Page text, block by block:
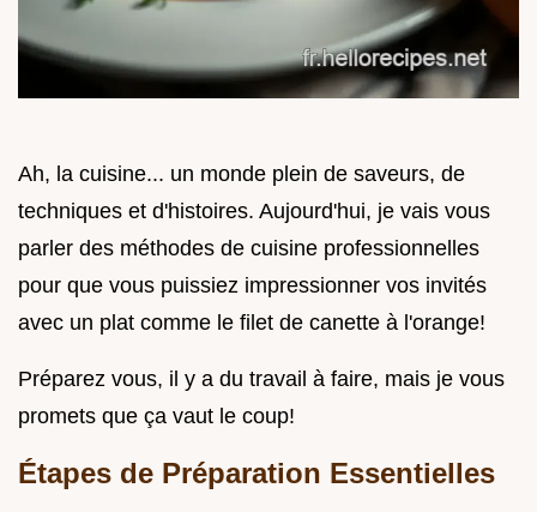
Ah, la cuisine... un monde plein de saveurs, de
techniques et d'histoires. Aujourd'hui, je vais vous
parler des méthodes de cuisine professionnelles
pour que vous puissiez impressionner vos invités
avec un plat comme le filet de canette à l'orange!
Préparez vous, il y a du travail à faire, mais je vous
promets que ça vaut le coup!
Étapes de Préparation Essentielles